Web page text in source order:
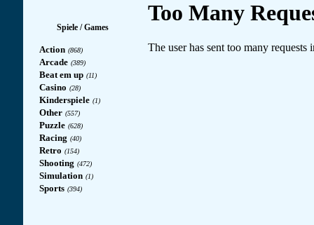
Spiele / Games
Action (868)
Arcade (389)
Beat em up (11)
Casino (28)
Kinderspiele (1)
Other (557)
Puzzle (628)
Racing (40)
Retro (154)
Shooting (472)
Simulation (1)
Sports (394)